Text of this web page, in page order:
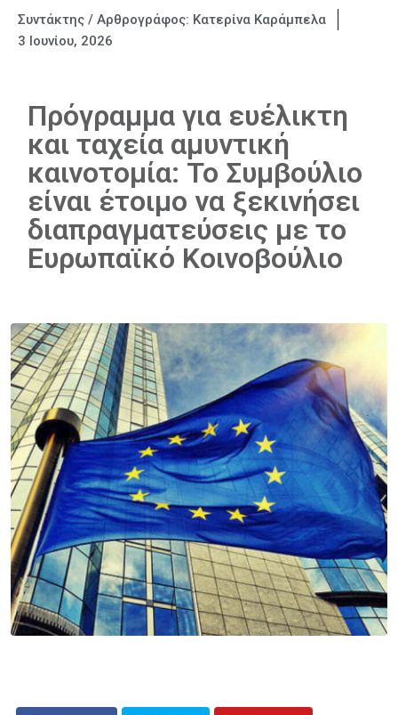
Συντάκτης / Αρθρογράφος: Κατερίνα Καράμπελα
3 Ιουνίου, 2026
Πρόγραμμα για ευέλικτη
και ταχεία αμυντική
καινοτομία: Το Συμβούλιο
είναι έτοιμο να ξεκινήσει
διαπραγματεύσεις με το
Ευρωπαϊκό Κοινοβούλιο